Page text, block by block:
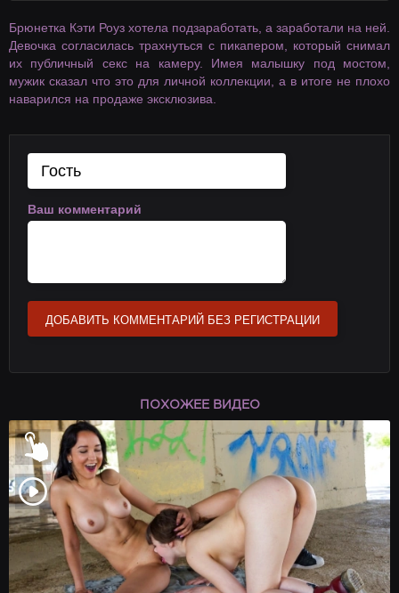
Брюнетка Кэти Роуз хотела подзаработать, а заработали на ней.
Девочка согласилась трахнуться с пикапером, который снимал
их публичный секс на камеру. Имея малышку под мостом,
мужик сказал что это для личной коллекции, а в итоге не плохо
наварился на продаже эксклюзива.
Ваш комментарий
ДОБАВИТЬ КОММЕНТАРИЙ БЕЗ РЕГИСТРАЦИИ
ПОХОЖЕЕ ВИДЕО